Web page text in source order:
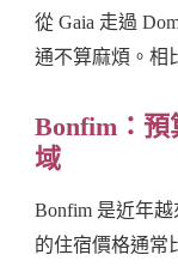
從 Gaia 走過
通不算麻煩。相
Bonfim：預
域
Bonfim 是近年
的住宿價格通常